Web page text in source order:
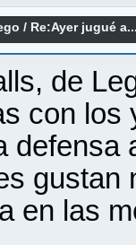
/ Re:Ayer jugué
de
con los
defensa
gustan
en las